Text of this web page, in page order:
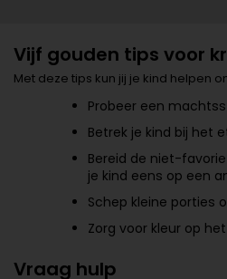
Vijf gouden tips voor
Met deze tips kun jij je kind helpen
Probeer een
Betrek je kind bij het
Bereid de niet-
je kind eens op een
Schep kleine porties
Zorg voor kleur op
Vraag hulp